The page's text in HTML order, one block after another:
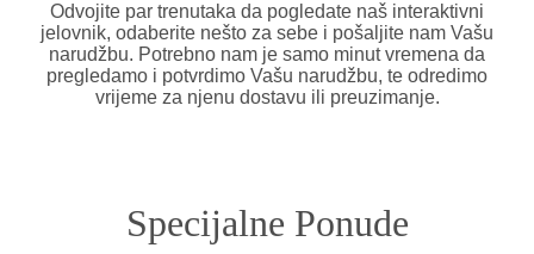
Odvojite par trenutaka da pogledate naš interaktivni
jelovnik, odaberite nešto za sebe i pošaljite nam Vašu
narudžbu. Potrebno nam je samo minut vremena da
pregledamo i potvrdimo Vašu narudžbu, te odredimo
vrijeme za njenu dostavu ili preuzimanje.
Specijalne Ponude